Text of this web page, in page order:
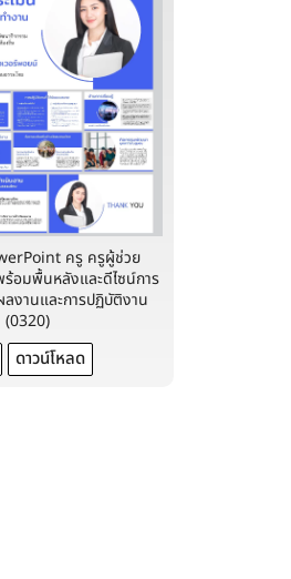
ครู ครูผู้ช่วย
ร้อมพื้นหลังและดีไซน์การ
งานและการปฏิบัติงาน
(0320)
ดาวน์โหลด